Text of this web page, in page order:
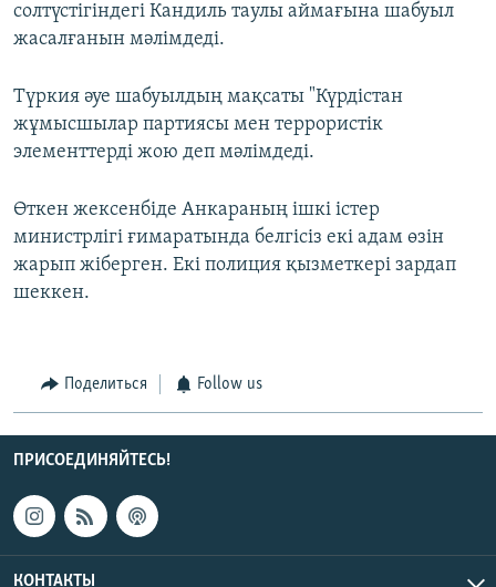
солтүстігіндегі Кандиль таулы аймағына шабуыл
жасалғанын мәлімдеді.
Түркия әуе шабуылдың мақсаты "Күрдістан
жұмысшылар партиясы мен террористік
элементтерді жою деп мәлімдеді.
Өткен жексенбіде Анкараның ішкі істер
министрлігі ғимаратында белгісіз екі адам өзін
жарып жіберген. Екі полиция қызметкері зардап
шеккен.
Поделиться Follow us
ПРИСОЕДИНЯЙТЕСЬ!
КОНТАКТЫ